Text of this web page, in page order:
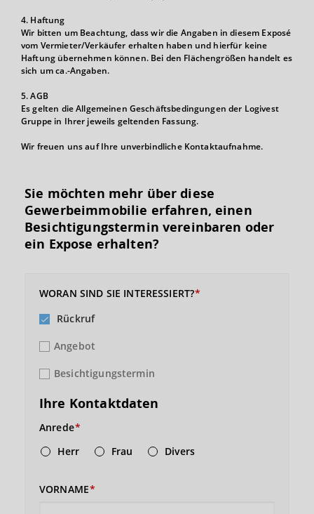
4. Haftung
Wir bitten um Beachtung, dass wir die Angaben in diesem Exposé
vom Vermieter/Verkäufer erhalten haben und hierfür keine
Haftung übernehmen können. Bei den Flächengrößen handelt es
sich um ca.-Angaben.
5. AGB
Es gelten die Allgemeinen Geschäftsbedingungen der Logivest
Gruppe in Ihrer jeweils geltenden Fassung.
Wir freuen uns auf Ihre unverbindliche Kontaktaufnahme.
Sie möchten mehr über diese
Gewerbeimmobilie erfahren, einen
Besichtigungs­termin vereinbaren oder
ein Expose erhalten?
WORAN SIND SIE INTERESSIERT?
Rückruf
Angebot
Besichtigungstermin
Ihre Kontaktdaten
Anrede
Herr
Frau Divers
VORNAME